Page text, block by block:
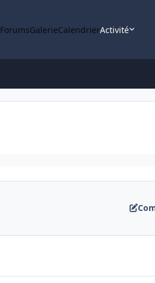
ForumsGalerieCalendrierActivité